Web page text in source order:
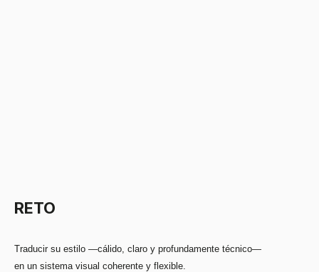
Traducir su estilo —cálido, claro y profundamente técnico—
en un sistema visual coherente y flexible.
RETO